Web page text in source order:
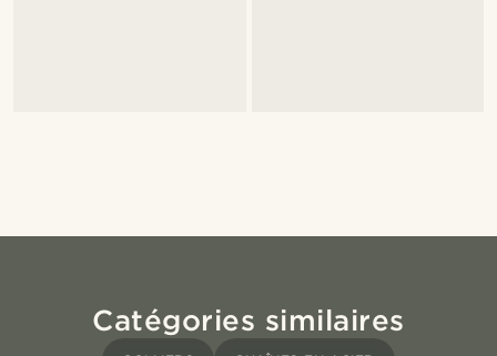
Catégories similaires